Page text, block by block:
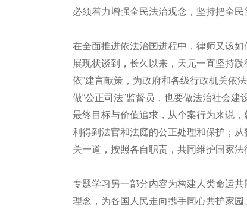
必须着力增强全民法治观念，坚持把全
在全面推进依法治国进程中，律师又该
展现状谈到，长久以来，天元一直坚持
依”建言献策，为政府和各级行政机关依
做“公正司法”监督员，也要做法治社会
最终目标与价值追求，从个案行为来说
利得到法官和法庭的公正处理和保护；
关一道，按照各自职责，共同维护国家
专题学习另一部分内容为构建人类命运
理念，为各国人民走向携手同心共护家